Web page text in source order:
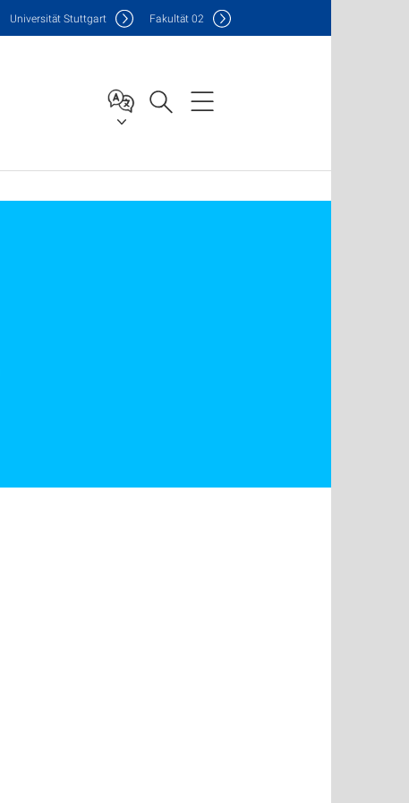
Universität Stuttgart Fakultät02